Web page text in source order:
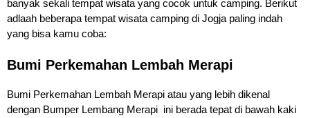
banyak sekali tempat wisata yang cocok untuk camping. Berikut
adlaah beberapa tempat wisata camping di Jogja paling indah
yang bisa kamu coba:
Bumi Perkemahan Lembah Merapi
Bumi Perkemahan Lembah Merapi atau yang lebih dikenal
dengan Bumper Lembang Merapi ini berada tepat di bawah kaki